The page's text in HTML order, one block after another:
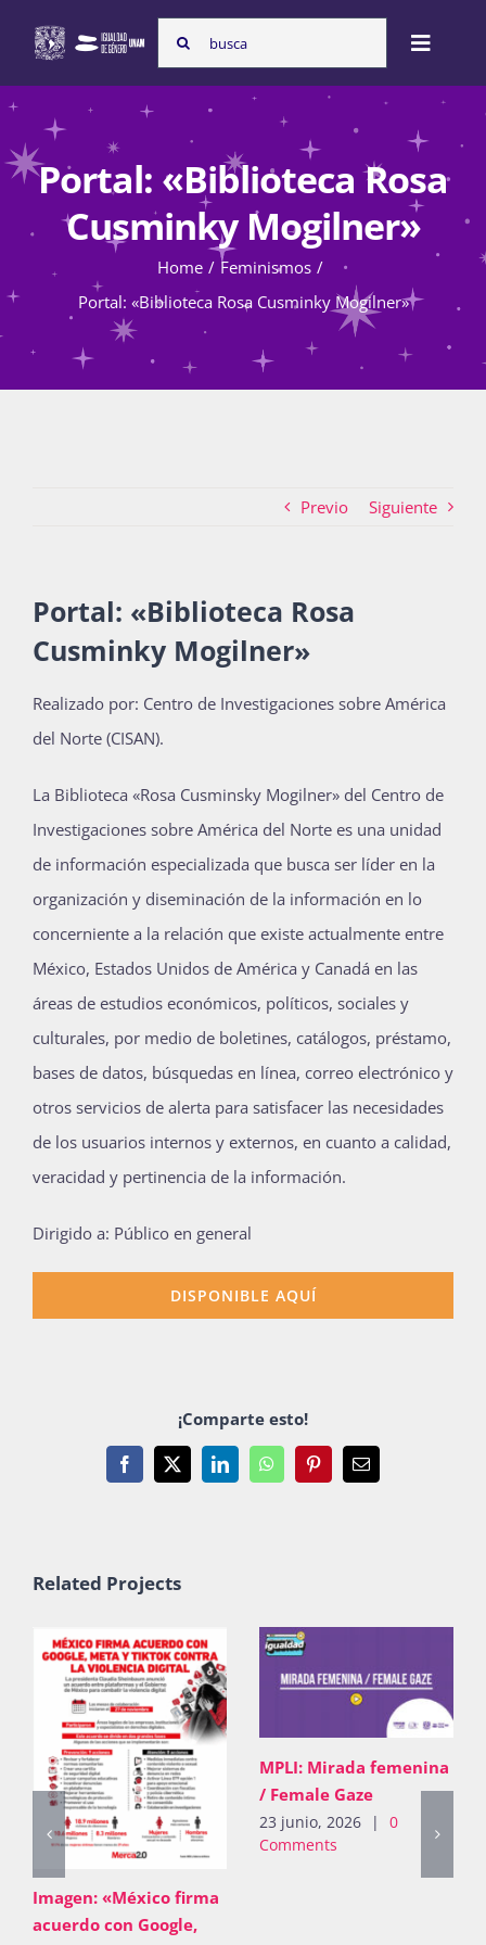
content
Search
for:
Toggle
Nosotras
Programas
Atención de la violencia de género
La Boletina
Recursos
Publicaciones
Bienvenida generación 2027-1
Portal: «Biblioteca Rosa
Cusminky Mogilner»
Home
Feminismos
Portal: «Biblioteca Rosa Cusminky Mogilner»
Previo Siguiente
Portal: «Biblioteca Rosa
Cusminky Mogilner»
Realizado por: Centro de Investigaciones sobre América
del Norte (CISAN).
La Biblioteca «Rosa Cusminsky Mogilner» del Centro de
Investigaciones sobre América del Norte es una unidad
de información especializada que busca ser líder en la
organización y diseminación de la información en lo
concerniente a la relación que existe actualmente entre
México, Estados Unidos de América y Canadá en las
áreas de estudios económicos, políticos, sociales y
culturales, por medio de boletines, catálogos, préstamo,
bases de datos, búsquedas en línea, correo electrónico y
otros servicios de alerta para satisfacer las necesidades
de los usuarios internos y externos, en cuanto a calidad,
veracidad y pertinencia de la información.
Dirigido a: Público en general
DISPONIBLE AQUÍ
¡Comparte esto!
Facebook
X LinkedInWhatsAppPinterestEmail
Related Projects
Imagen: «México firma
acuerdo con Google,
MPLI: Mirada femenina
/ Female Gaze
23 junio, 2026 |
0
Comments